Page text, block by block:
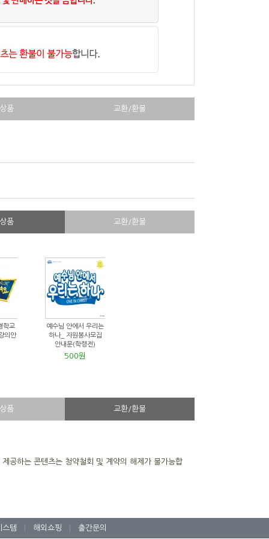
품 교환/환불
품 교환/환불
학교
의안
예수님 안에서 우리는
하나_ 자원봉사모집
안내문(학령전)
500원
품 교환/환불
공하는 콘텐츠는 청약철회 및 계약의 해제가 불가능합
스템 해외쇼핑 출간문의